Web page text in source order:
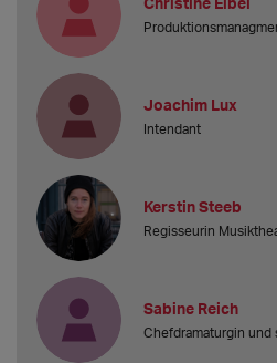
Joachim Lux
Intendant
Kerstin Steeb
Regisseurin
Sabine Reich
Chefdramaturgin